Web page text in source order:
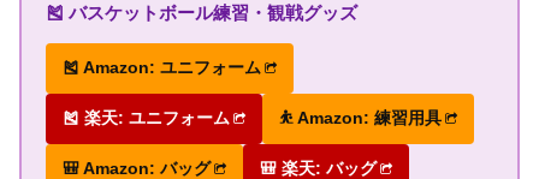
🎽 バスケットボール練習・観戦グッズ
🎽 Amazon: ユニフォーム
🎽 楽天: ユニフォーム ⛹ Amazon: 練習用具
🎒 Amazon: バッグ 🎒 楽天: バッグ